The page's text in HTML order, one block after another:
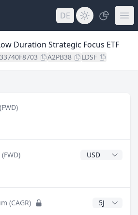
DE
Duration Strategic Focus ETF
A2PB38 LDSF
(CAGR) CAGR Jahre